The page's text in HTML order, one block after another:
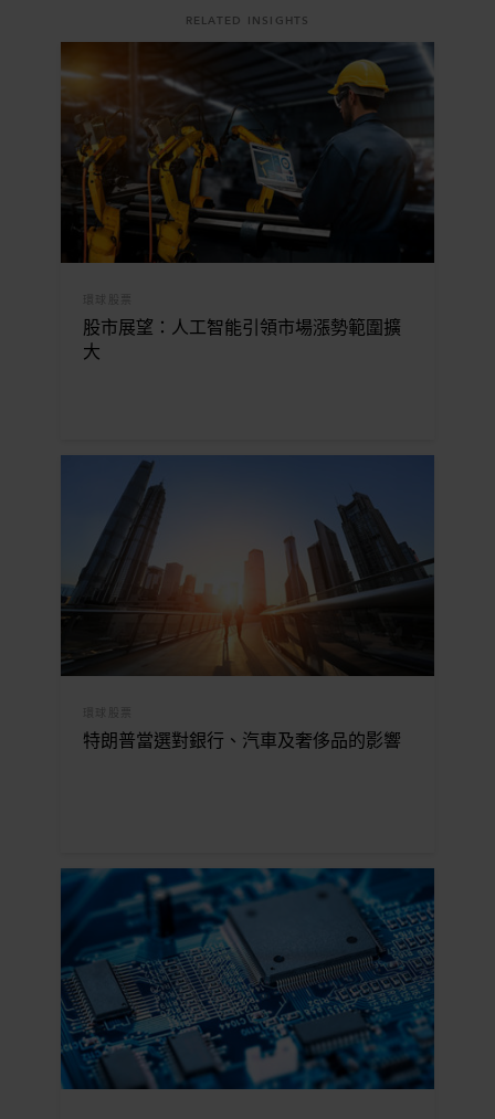
RELATED INSIGHTS
股市展望：人工智能引領市場漲勢範圍擴
大
特朗普當選對銀行、汽車及奢侈品的影響